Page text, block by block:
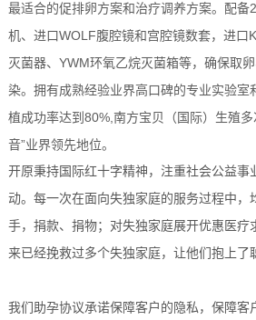
最适合的促排卵方案和治疗调养方案。配
机、进口WOLF腹腔镜和宫腔镜数套，进口
灭菌器、YWM环氧乙烷灭菌箱等，确保取
染。拥有成熟经验业界高口碑的专业实验室
植成功率达到80%,南方宝贝（国际）生殖
音”业界领先地位。
开原秉持国际红十字精神，注重社会公益事
动。每一次在面向失独家庭的服务过程中，
手，捐款、捐物；对失独家庭展开优惠医疗
来已经挽救过多个失独家庭，让他们抱上了
我们助孕协议承诺保障客户的隐私，保障客